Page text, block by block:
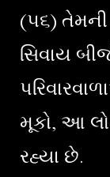
(૫૬)
સિવાય
મૂકો, આ
રહ્યા છે.